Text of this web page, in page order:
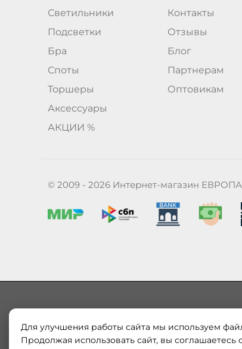
Светильники
Подсветки
Бра
Споты
Торшеры
Аксессуары
АКЦИИ %
Контакты
Отзывы
Блог
Партнерам
Оптовикам
© 2009 - 2026 Интернет-магазин
Наш магазин «ЕВРОПА СВЕТ» поставляет и
Европы и России. Только оригинальная
Для улучшения работы сайта мы используем
Продолжая использовать сайт, вы соглашаетесь